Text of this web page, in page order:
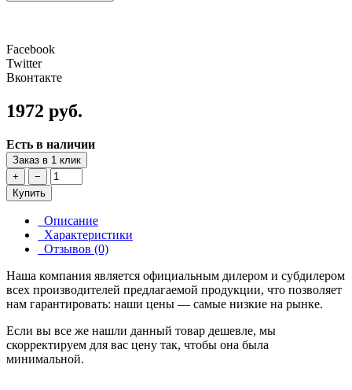
Facebook
Twitter
Вконтакте
1972 руб.
Есть в наличии
Заказ в 1 клик
+
−
Купить
Описание
Характеристики
Отзывов (0)
Наша компания является официальным дилером и субдилером
всех производителей предлагаемой продукции, что позволяет
нам гарантировать: наши цены — самые низкие на рынке.
Если вы все же нашли данный товар дешевле, мы
скорректируем для вас цену так, чтобы она была
минимальной.